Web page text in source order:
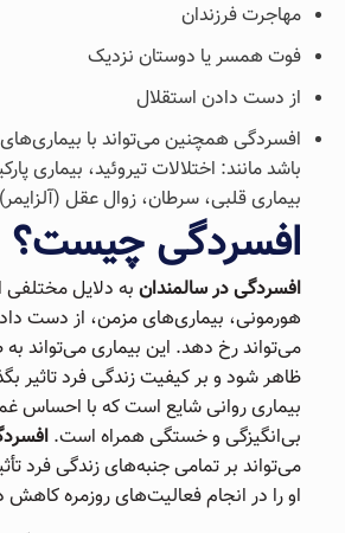
مهاجرت فرزندان
فوت همسر یا دوستان نزدیک
از دست دادن استقلال
افسردگی همچنین می‌تواند با
باشد مانند: اختلالات تیروئید، بیماری
بیماری قلبی، سرطان، زوال عقل (آلزایمر)
افسردگی چیست؟
افسردگی در سالمندانبه دلایل مختلفی
هورمونی، بیماری‌های مزمن، از دست
می‌تواند رخ دهد. این بیماری می‌تواند
ظاهر شود و بر کیفیت زندگی فرد تاثیر
بیماری روانی شایع است که با احساس
بی‌انگیزگی و خستگی همراه است.
می‌تواند بر تمامی جنبه‌های زندگی فرد
او را در انجام فعالیت‌های روزمره